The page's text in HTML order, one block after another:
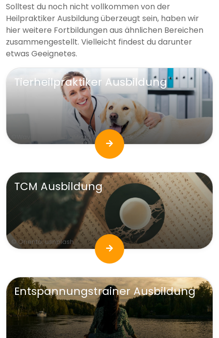
Solltest du noch nicht vollkommen von der
Heilpraktiker Ausbildung überzeugt sein, haben wir
hier weitere Fortbildungen aus ähnlichen Bereichen
zusammengestellt. Vielleicht findest du darunter
etwas Geeignetes.
©WavebreakMediaMicro, AdobeStock
Tierheilpraktiker Ausbildung
© Oriento; usnplash
TCM Ausbildung
Entspannungstrainer Ausbildung